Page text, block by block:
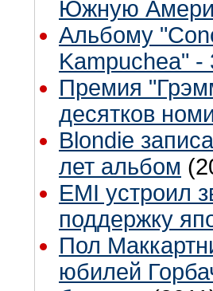
Южную
Альбому
Kampuchea" -
Премия
десятков
Blondie
лет альбом
EMI устроил
поддержку
Пол
юбилей